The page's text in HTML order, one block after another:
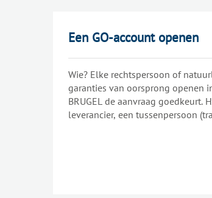
Een GO-account openen
Wie? Elke rechtspersoon of
garanties van oorsprong openen
BRUGEL de aanvraag goedkeurt.
leverancier, een tussenpersoon